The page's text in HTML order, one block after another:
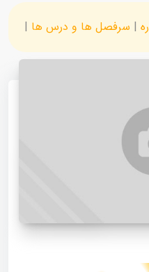
| سرفصل ها و درس ها|